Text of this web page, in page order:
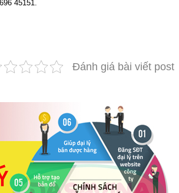
45151.
Đánh giá bài viết post